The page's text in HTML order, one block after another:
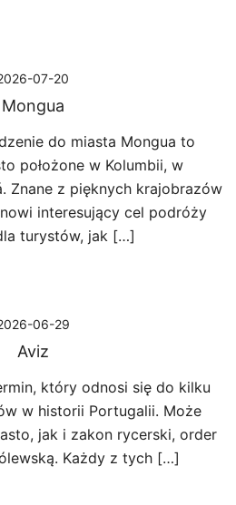
07-20
Mongua
do miasta Mongua to
położone w Kolumbii, w
Znane z pięknych krajobrazów
interesujący cel podróży
turystów, jak […]
06-29
Aviz
który odnosi się do kilku
w historii Portugalii. Może
jak i zakon rycerski, order
Każdy z tych […]